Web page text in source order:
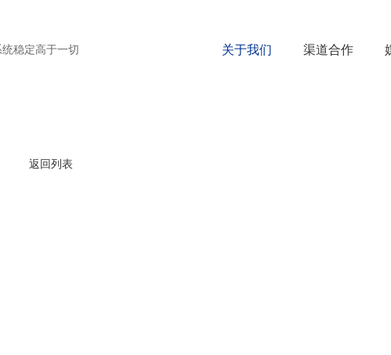
统稳定高于一切 关于我们 渠道合作
返回列表